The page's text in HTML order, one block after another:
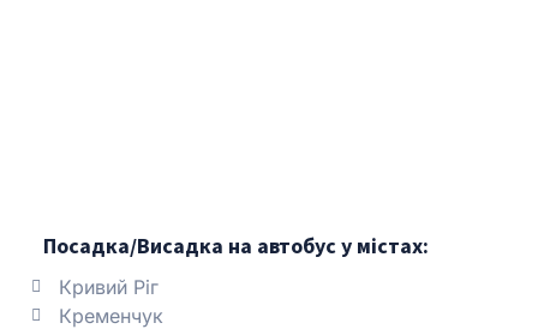
Посадка/Висадка на автобус у містах:
Кривий Ріг
Кременчук